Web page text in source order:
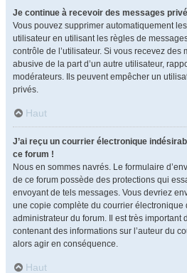
Je continue à recevoir des messages
Vous pouvez supprimer automatiquement
utilisateur en utilisant les règles de
contrôle de l’utilisateur. Si vous recevez des
abusive de la part d’un autre utilisateur,
modérateurs. Ils peuvent empêcher un
privés.
Haut
J’ai reçu un courrier électronique
ce forum !
Nous en sommes navrés. Le formulaire
de ce forum possède des protections qui
envoyant de tels messages. Vous devriez
une copie complète du courrier électronique
administrateur du forum. Il est très important
contenant des informations sur l’auteur du
alors agir en conséquence.
Haut